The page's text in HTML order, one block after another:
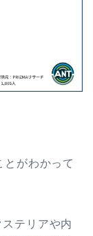
とがわかって
テリアや内